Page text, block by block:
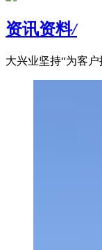
资讯资料/
大兴业坚持“为客